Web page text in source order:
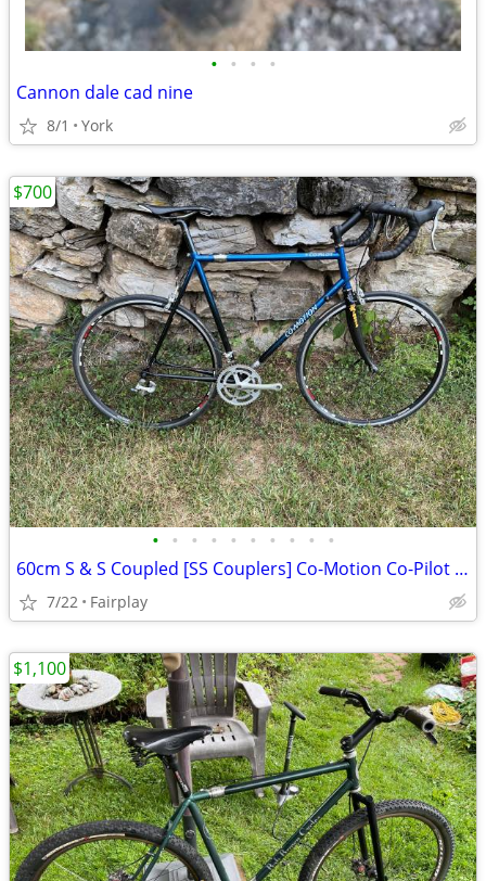
• • • •
Cannon dale cad nine
8/1 York
• • • • • • • • • •
60cm S & S Coupled [SS Couplers] Co-Motion Co-Pilot Travel Road Bike
7/22 Fairplay
$700
$1,100